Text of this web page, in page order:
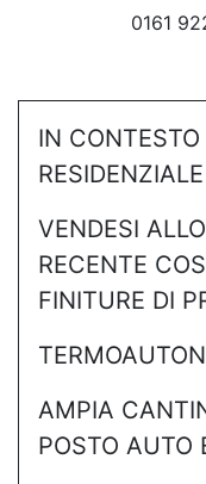
0161
IN
RESIDENZIALE
VENDESI
RECENTE
FINITURE DI
AMPIA
POSTO AUTO